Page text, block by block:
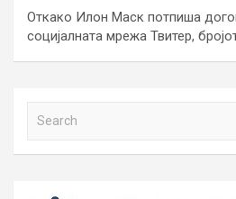
Откако Илон Маск потпиша
социјалната мрежа Твитер,